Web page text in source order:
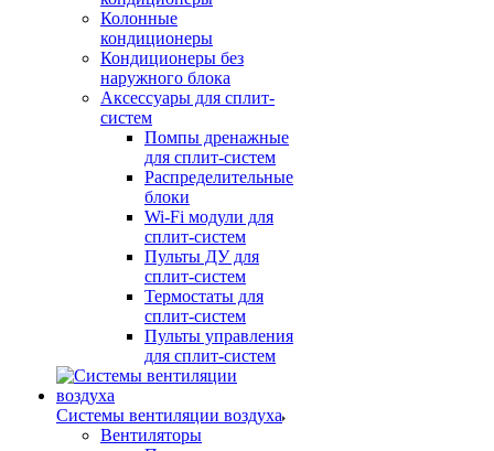
Колонные
кондиционеры
Кондиционеры без
наружного блока
Аксессуары для сплит-
систем
Помпы дренажные
для сплит-систем
Распределительные
блоки
Wi-Fi модули для
сплит-систем
Пульты ДУ для
сплит-систем
Термостаты для
сплит-систем
Пульты управления
для сплит-систем
Системы вентиляции воздуха
Вентиляторы